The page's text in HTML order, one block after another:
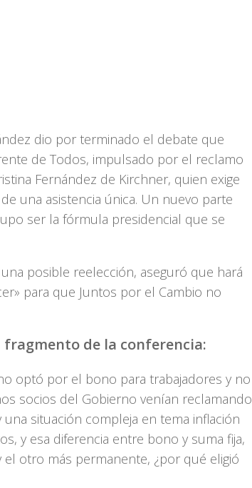
dio por terminado el debate que
de Todos, impulsado por el reclamo
Fernández de Kirchner, quien exige
una asistencia única. Un nuevo parte
ser la fórmula presidencial que se
posible reelección, aseguró que hará
para que Juntos por el Cambio no
de la conferencia:
optó por el bono para trabajadores y no
socios del Gobierno venían reclamando
situación compleja en tema inflación
y esa diferencia entre bono y suma fija,
el otro más permanente, ¿por qué eligió